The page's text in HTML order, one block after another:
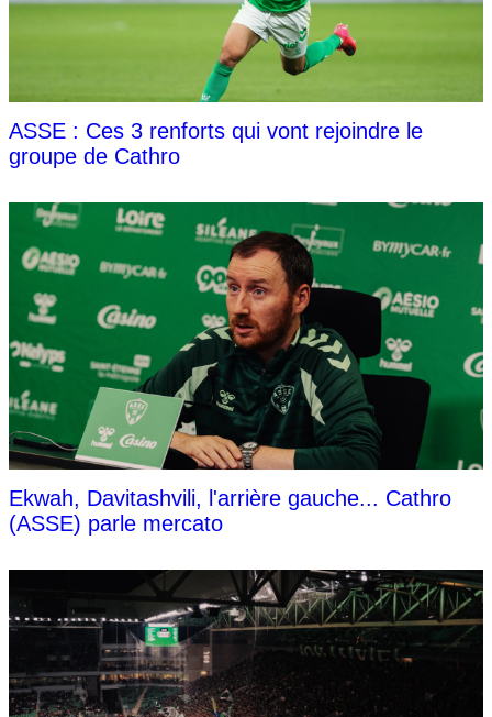
ASSE : Ces 3 renforts qui vont rejoindre le
groupe de Cathro
Ekwah, Davitashvili, l'arrière gauche... Cathro
(ASSE) parle mercato